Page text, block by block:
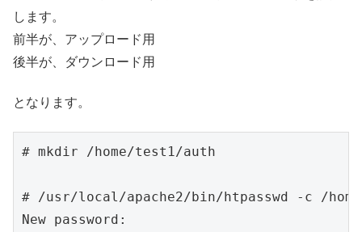
します。
前半が、アップロード用
後半が、ダウンロード用
となります。
# mkdir /home/test1/auth
# /usr/local/apache2/bin/htpasswd -c /
New password: